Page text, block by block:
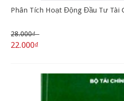
Phân Tích Hoạt Động Đầu Tư Tài
28.000₫
22.000₫